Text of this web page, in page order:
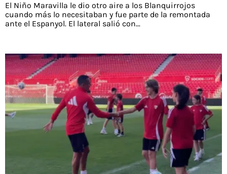
Términos y Condiciones
Políticas de Privacidad
RedGol, al igual que Futbol Sites, es una
compañía perteneciente a Better Collective.
Todos los derechos reservados
El Niño Maravilla le dio otro aire a los Blanquirrojos
cuando más lo necesitaban y fue parte de la remontada
ante el Espanyol. El lateral salió con...